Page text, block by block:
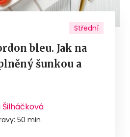
Střední
bleu. Jak na
šunkou a
50 min